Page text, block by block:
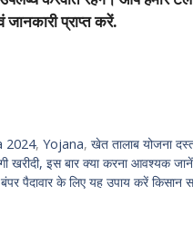
प्राप्त करें.
2024,Yojana,खेत तालाब योजना
खरीदी, इस बार क्या करना आवश्यक
पैदावार के लिए यह उपाय करें किसान